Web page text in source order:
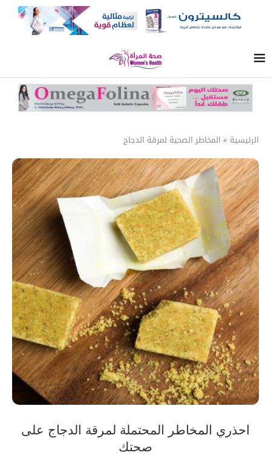
الرئيسية » المخاطر الصحية لمرقة الدجاج
احذري المخاطر المحتملة لمرقة الدجاج على
صحتك